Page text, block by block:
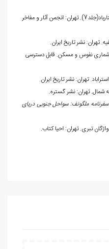
ستوده، منوچهر. (1377). از آستارا تا استارباد(جلد7). تهران: انجمن آثار و مفاخر
سرشماری نفوس و مسکن. قابل دسترسی
سفرنامه ملگونف: سواحل جنوبی دریای